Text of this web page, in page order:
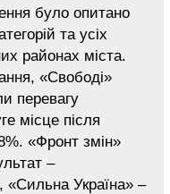
було опитано
та усіх
районах міста.
«Свободі»
перевагу
місце після
«Фронт змін»
–
«Сильна Україна» –